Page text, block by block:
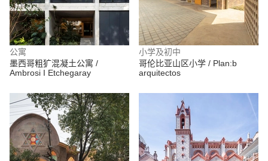
公寓
墨西哥粗犷混凝土公寓 /
Ambrosi I Etchegaray
小学及初中
哥伦比亚山区小学 / Plan:b
arquitectos